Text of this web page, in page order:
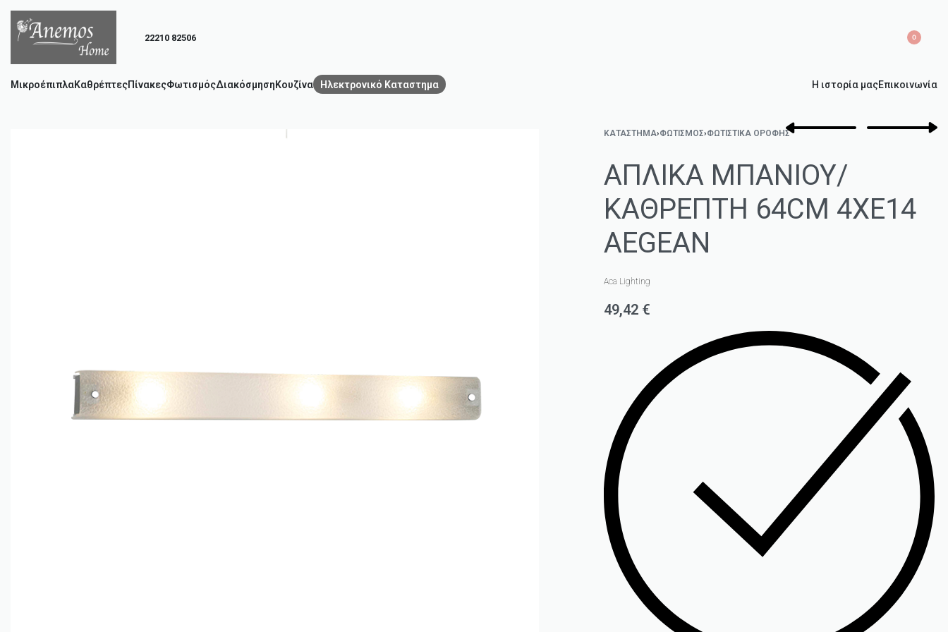
22210 82506 0
ΜικροέπιπλαΚαθρέπτεςΠίνακεςΦωτισμόςΔιακόσμησηΚουζίνα Ηλεκτρονικό Καταστημα Η ιστορία μαςΕπικοινωνία
ΚΑΤΑΣΤΗΜΑ›ΦΩΤΙΣΜΌΣ›ΦΩΤΙΣΤΙΚΆ ΟΡΟΦΉΣ
ΑΠΛΙΚΑ ΜΠΑΝΙΟΥ/
ΚΑΘΡΕΠΤΗ 64CM 4XE14
AEGEAN
Aca Lighting
49,42 €